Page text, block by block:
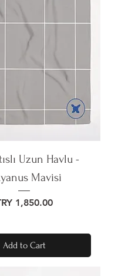
Uzun Havlu -
Mavisi
1,850.00
Add to Cart